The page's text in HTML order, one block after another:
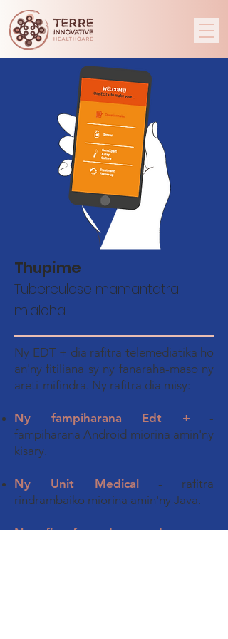
Thupime
Tuberculose mamantatra
mialoha
Ny EDT + dia rafitra telemediatika ho
an'ny fitiliana sy ny fanaraha-maso ny
areti-mifindra. Ny rafitra dia misy:
Ny fampiharana Edt +-
fampiharana Android miorina amin'ny
kisary.
Ny Unit Medical
- rafitra
rindrambaiko miorina amin'ny Java.
Ny rafitra fanondranana data.